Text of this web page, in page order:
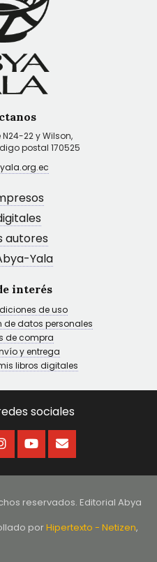
N24-22 y Wilson,
postal 170525
autores
Yala
interés
de uso
de datos personales
de compra
y entrega
libros digitales
sociales
reservados. Editorial Abya
porHipertexto - Netizen,